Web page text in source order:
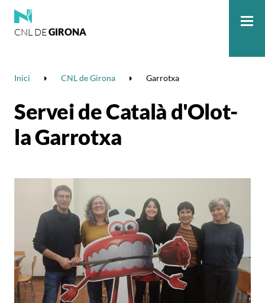
CNL DEGIRONA
Inici CNL de Girona Garrotxa
Servei de Català d'Olot-
la Garrotxa